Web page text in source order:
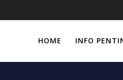
HOME INFO